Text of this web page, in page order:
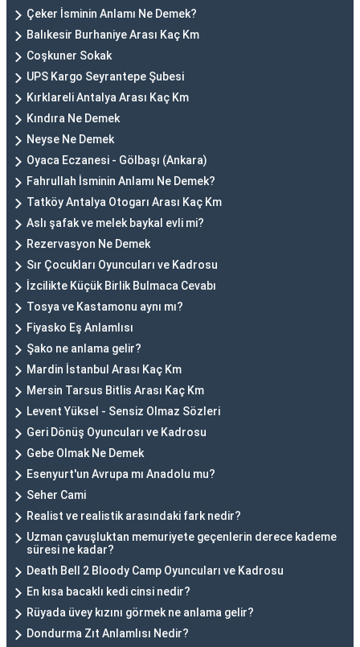
Çeker İsminin Anlamı Ne Demek?
Balıkesir Burhaniye Arası Kaç Km
Coşkuner Sokak
UPS Kargo Seyrantepe Şubesi
Kırklareli Antalya Arası Kaç Km
Kındıra Ne Demek
Neyse Ne Demek
Oyaca Eczanesi - Gölbaşı (Ankara)
Fahrullah İsminin Anlamı Ne Demek?
Tatköy Antalya Otogarı Arası Kaç Km
Aslı şafak ve melek baykal evli mi?
Rezervasyon Ne Demek
Sır Çocukları Oyuncuları ve Kadrosu
İzcilikte Küçük Birlik Bulmaca Cevabı
Tosya ve Kastamonu aynı mı?
Fiyasko Eş Anlamlısı
Şako ne anlama gelir?
Mardin İstanbul Arası Kaç Km
Mersin Tarsus Bitlis Arası Kaç Km
Levent Yüksel - Sensiz Olmaz Sözleri
Geri Dönüş Oyuncuları ve Kadrosu
Gebe Olmak Ne Demek
Esenyurt'un Avrupa mı Anadolu mu?
Seher Cami
Realist ve realistik arasındaki fark nedir?
Uzman çavuşluktan memuriyete geçenlerin derece kademe
süresi ne kadar?
Death Bell 2 Bloody Camp Oyuncuları ve Kadrosu
En kısa bacaklı kedi cinsi nedir?
Rüyada üvey kızını görmek ne anlama gelir?
Dondurma Zıt Anlamlısı Nedir?